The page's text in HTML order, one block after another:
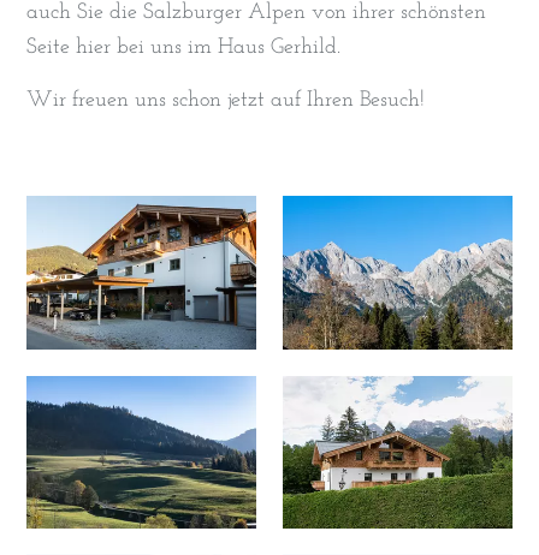
auch Sie die Salzburger Alpen von ihrer schönsten
Seite hier bei uns im Haus Gerhild.
Wir freuen uns schon jetzt auf Ihren Besuch!